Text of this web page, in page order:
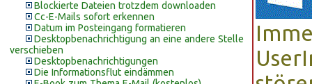
Blockierte Dateien trotzdem downloaden
Cc-E-Mails sofort erkennen
Datum im Posteingang formatieren
Desktopbenachrichtigung an eine andere Stelle
verschieben
Desktopbenachrichtigungen
Die Informationsflut eindämmen